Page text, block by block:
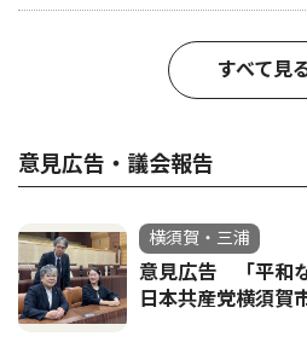
すべて見
意見広告・議会報告
横須賀・三浦
意見広告 「平和
日本共産党横須賀